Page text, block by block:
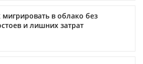
мигрировать в облако без
и лишних затрат